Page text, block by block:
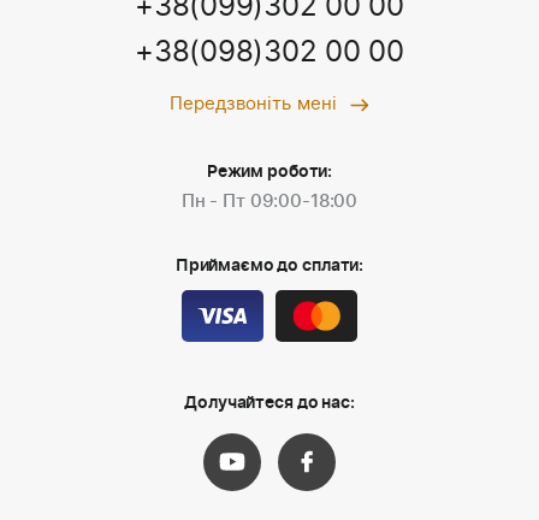
+38(099)302 00 00
+38(098)302 00 00
Передзвоніть мені
Режим роботи:
Пн - Пт 09:00-18:00
Приймаємо до сплати:
Долучайтеся до нас: